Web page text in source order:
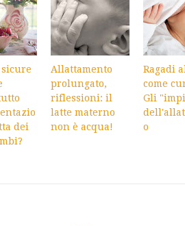
sicure
dei
Allattamento
prolungato,
riflessioni: il
latte materno
non è acqua!
Ragadi
come
Gli
o